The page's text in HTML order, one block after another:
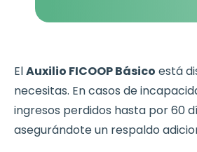
ElAuxilio FICOOP Básico está
necesitas. En casos de
ingresos perdidos hasta por 60
asegurándote un respaldo